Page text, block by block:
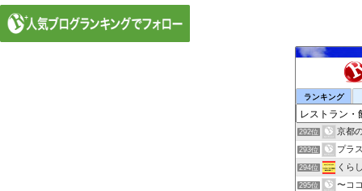
ランキング
292位 京都
293位 プラ
294位 くら
295位 〜コ